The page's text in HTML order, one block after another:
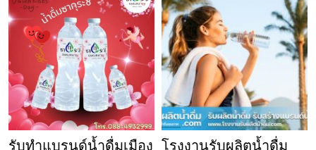
รับทำแบรนด์น้ำดื่มเมือง โรงงานรับผลิตน้ำดื่ม